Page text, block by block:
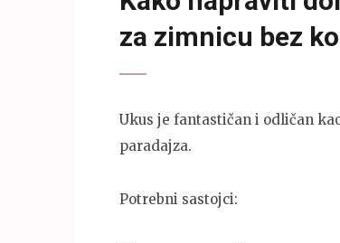
za zimnicu bez
Ukus je fantastičan i odličan
paradajza.
Potrebni sastojci: